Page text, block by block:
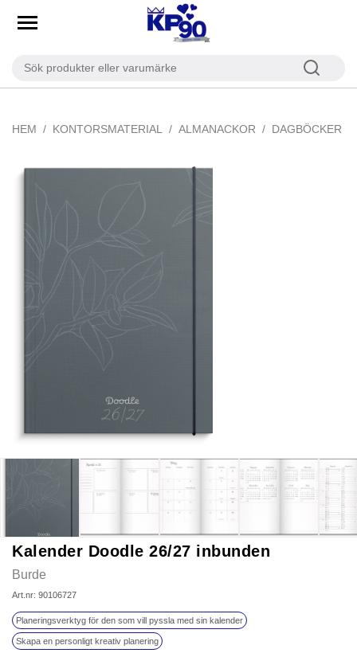
HEM KONTORSMATERIAL ALMANACKOR DAGBÖCKER
Kalender Doodle 26/27 inbunden
Burde
Art.nr: 90106727
Planeringsverktyg för den som vill pyssla med sin kalender
Skapa en personligt kreativ planering